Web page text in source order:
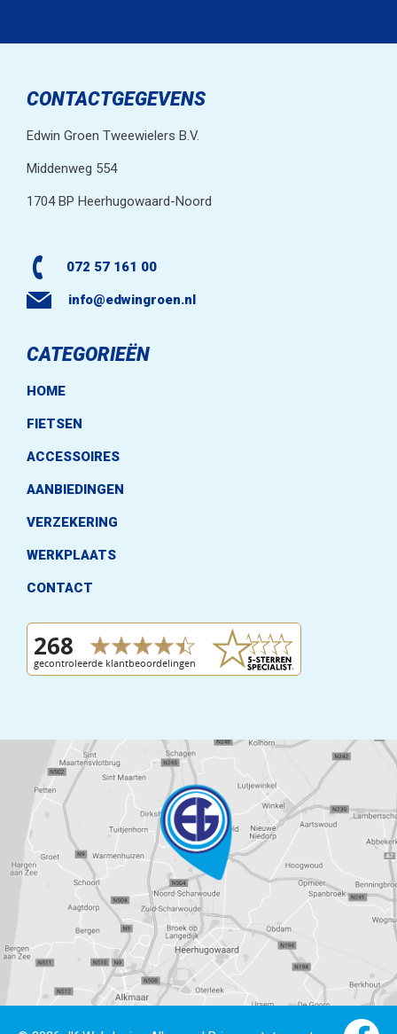
CONTACTGEGEVENS
Edwin Groen Tweewielers B.V.
Middenweg 554
1704 BP Heerhugowaard-Noord
072 57 161 00
info@edwingroen.nl
CATEGORIEËN
HOME
FIETSEN
ACCESSOIRES
AANBIEDINGEN
VERZEKERING
WERKPLAATS
CONTACT